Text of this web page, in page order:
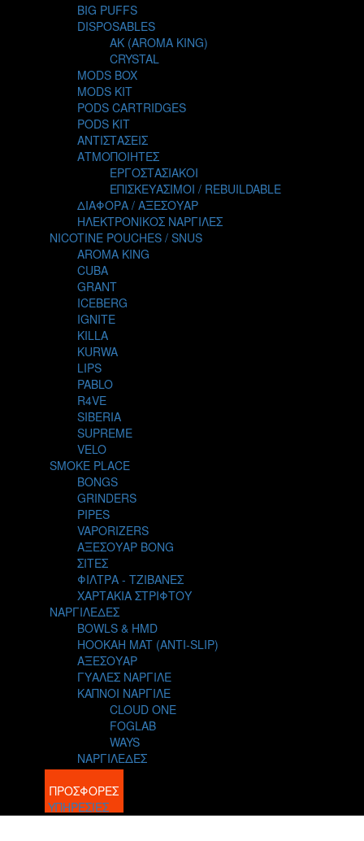
NUBO
OMERTA LIQUIDS
OPMH PROJECT
S-ELF JUICE
SADBOY
SCANDAL
SECRET FOREST
STEAM CITY LIQUIDS
STEAM TRAIN
STEAMPUNK
TALES
TATTOO
THE ALCHEMIST
THE SMOKER'S CLUB
TIKI MAHU
TWIST
VGOD
WILD ZOO
YETI
BIG PUFFS
DISPOSABLES
AK (AROMA KING)
CRYSTAL
MODS BOX
MODS KIT
PODS CARTRIDGES
PODS KIT
ΑΝΤΙΣΤΑΣΕΙΣ
ΑΤΜΟΠΟΙΗΤΕΣ
ΕΡΓΟΣΤΑΣΙΑΚΟΙ
ΕΠΙΣΚΕΥΑΣΙΜΟΙ / REBUILDABLE
ΔΙΑΦΟΡΑ / ΑΞΕΣΟΥΑΡ
ΗΛΕΚΤΡΟΝΙΚΟΣ ΝΑΡΓΙΛΕΣ
NICOTINE POUCHES / SNUS
AROMA KING
CUBA
GRANT
ICEBERG
IGNITE
KILLA
KURWA
LIPS
PABLO
R4VE
SIBERIA
SUPREME
VELO
SMOKE PLACE
BONGS
GRINDERS
PIPES
VAPORIZERS
ΑΞΕΣΟΥΑΡ BONG
ΣΙΤΕΣ
ΦΙΛΤΡΑ - ΤΖΙΒΑΝΕΣ
ΧΑΡΤΑΚΙΑ ΣΤΡΙΦΤΟΥ
ΝΑΡΓΙΛΕΔΕΣ
BOWLS & HMD
HOOKAH MAT (ANTI-SLIP)
ΑΞΕΣΟΥΑΡ
ΓΥΑΛΕΣ ΝΑΡΓΙΛΕ
ΚΑΠΝΟΙ ΝΑΡΓΙΛΕ
CLOUD ONE
FOGLAB
WAYS
ΝΑΡΓΙΛΕΔΕΣ
BLOG
ΠΡΟΣΦΟΡΕΣ
ΥΠΗΡΕΣΙΕΣ